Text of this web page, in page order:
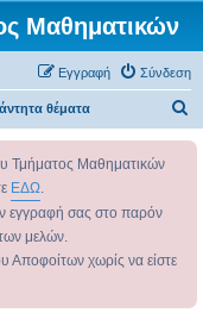
Μαθηματικών
Σύνδεση
Εγγραφή
θέματα
σ
Τμήματος Μαθηματικών
ΕΔΩ.
εγγραφή σας στο παρόν
μελών.
Αποφοίτων χωρίς να είστε